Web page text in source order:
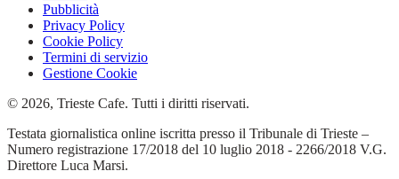
Pubblicità
Privacy Policy
Cookie Policy
Termini di servizio
Gestione Cookie
© 2026, Trieste Cafe. Tutti i diritti riservati.
Testata giornalistica online iscritta presso il Tribunale di Trieste –
Numero registrazione 17/2018 del 10 luglio 2018 - 2266/2018 V.G.
Direttore Luca Marsi.